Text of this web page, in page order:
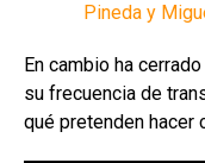
Pineda y
En cambio ha
su frecuencia de
qué pretenden hacer